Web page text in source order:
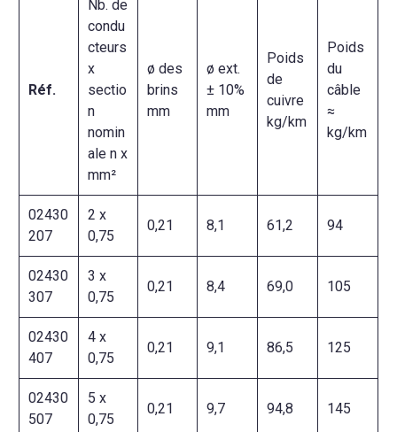
Réf.
Nb. de
condu
cteurs
x
sectio
n
nomin
ale n x
mm²
ø des
brins
mm
ø ext.
± 10%
mm
Poids
de
cuivre
kg/km
Poids
du
câble
≈
kg/km
02430
207
2 x
0,75
0,21 8,1 61,2 94
02430
307
3 x
0,75
0,21 8,4 69,0 105
02430
407
4 x
0,75
0,21 9,1 86,5 125
02430
507
5 x
0,75
0,21 9,7 94,8 145